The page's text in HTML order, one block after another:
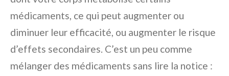
médicaments, ce qui peut augmenter ou
diminuer leur efficacité, ou augmenter le risque
d’effets secondaires. C’est un peu comme
mélanger des médicaments sans lire la notice :